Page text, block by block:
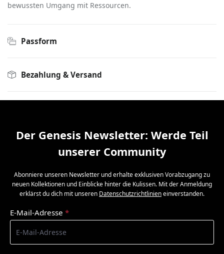
bewussten Umgang mit Ressourcen.
Passform
Bezahlung & Versand
Der Genesis Newsletter: Werde Teil
unserer Community
Abonniere unseren Newsletter und erhalte exklusiven Vorabzugang zu
neuen Kollektionen und Einblicke hinter die Kulissen. Mit der Anmeldung
erklärst du dich mit unseren Datenschutzrichtlinieneinverstanden.
E-Mail-Adresse *